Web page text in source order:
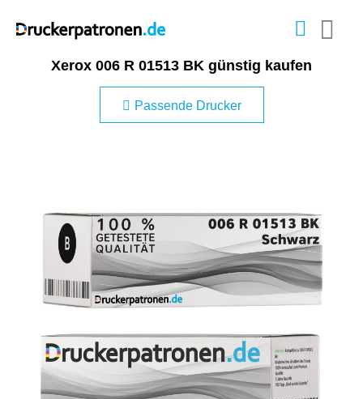
Xerox 006 R 01513 BK günstig kaufen
Passende Drucker